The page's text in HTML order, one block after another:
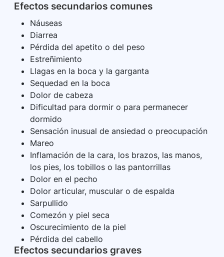
Efectos secundarios comunes
Náuseas
Diarrea
Pérdida del apetito o del peso
Estreñimiento
Llagas en la boca y la garganta
Sequedad en la boca
Dolor de cabeza
Dificultad para dormir o para permanecer
dormido
Sensación inusual de ansiedad o preocupación
Mareo
Inflamación de la cara, los brazos, las manos,
los pies, los tobillos o las pantorrillas
Dolor en el pecho
Dolor articular, muscular o de espalda
Sarpullido
Comezón y piel seca
Oscurecimiento de la piel
Pérdida del cabello
Efectos secundarios graves